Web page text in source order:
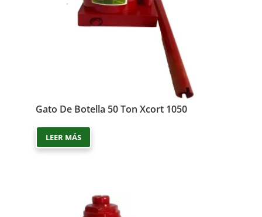
Gato De Botella 50 Ton Xcort 1050
LEER MÁS